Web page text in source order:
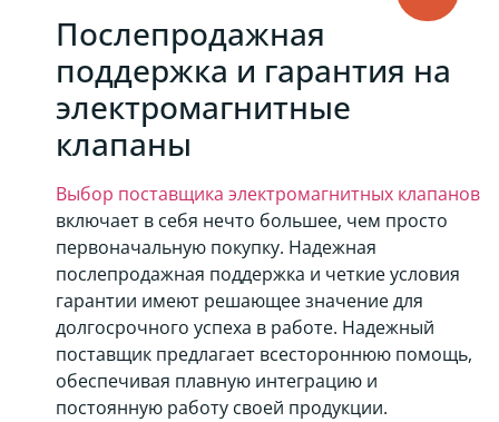
Послепродажная
поддержка и гарантия на
электромагнитные
клапаны
Выбор поставщика электромагнитных клапанов
включает в себя нечто большее, чем просто
первоначальную покупку. Надежная
послепродажная поддержка и четкие условия
гарантии имеют решающее значение для
долгосрочного успеха в работе. Надежный
поставщик предлагает всестороннюю помощь,
обеспечивая плавную интеграцию и
постоянную работу своей продукции.